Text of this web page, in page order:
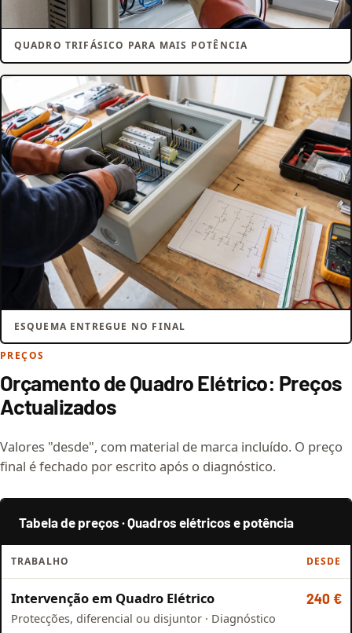
QUADRO TRIFÁSICO PARA MAIS POTÊNCIA
ESQUEMA ENTREGUE NO FINAL
PREÇOS
Orçamento de Quadro Elétrico: Preços
Actualizados
Valores "desde", com material de marca incluído. O preço
final é fechado por escrito após o diagnóstico.
Tabela de preços · Quadros elétricos e potência
TRABALHO DESDE
Intervenção em Quadro Elétrico
Protecções, diferencial ou disjuntor · Diagnóstico
240 €